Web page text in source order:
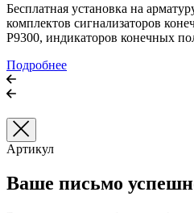
Бесплатная установка на
комплектов сигнализаторов
P9300, индикаторов конечных
Подробнее
Артикул
Ваше письмо